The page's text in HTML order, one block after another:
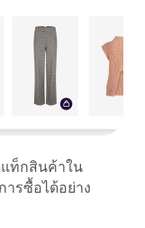
ท็กสินค้าใน
ารซื้อได้อย่าง